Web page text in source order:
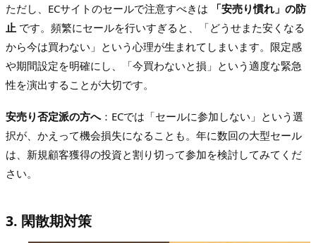
ただし、ECサイトのセールで注意すべきは
「安売り慣れ」の防
止 です。頻繁にセールを行いすぎると、「どうせまた安くなる
から今は買わない」という心理が生まれてしまいます。限定感
や期間設定を明確にし、「今買わないと損」という適度な緊急
性を演出することが大切です。
安売り否定派の方へ：ECでは「セールに参加しない」という選
択が、かえって機会損失になることも。年に数回の大型セール
は、新規顧客獲得の投資と割り切って参加を検討してみてくだ
さい。
3. 閑散期対策